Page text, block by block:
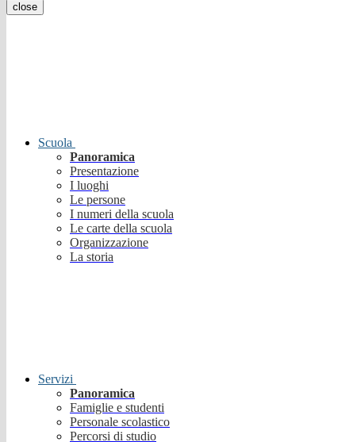
close
Scuola
Panoramica
Presentazione
I luoghi
Le persone
I numeri della scuola
Le carte della scuola
Organizzazione
La storia
Servizi
Panoramica
Famiglie e studenti
Personale scolastico
Percorsi di studio